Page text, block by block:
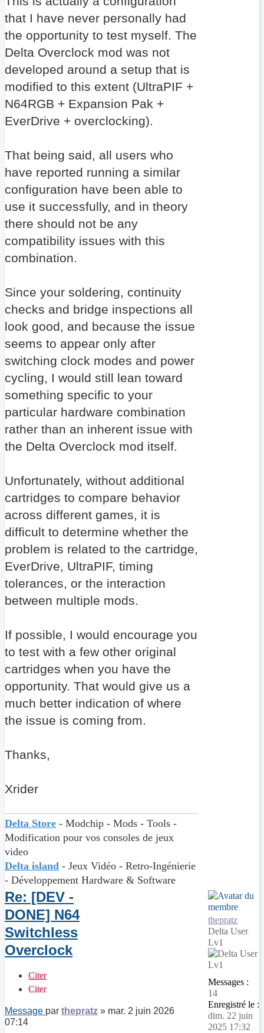
that I have never personally had
the opportunity to test myself. The
Delta Overclock mod was not
developed around a setup that is
modified to this extent (UltraPIF +
N64RGB + Expansion Pak +
EverDrive + overclocking).
That being said, all users who
have reported running a similar
configuration have been able to
use it successfully, and in theory
there should not be any
compatibility issues with this
combination.
Since your soldering, continuity
checks and bridge inspections all
look good, and because the issue
seems to appear only after
switching clock modes and power
cycling, I would still lean toward
something specific to your
particular hardware combination
rather than an inherent issue with
the Delta Overclock mod itself.
Unfortunately, without additional
cartridges to compare behavior
across different games, it is
difficult to determine whether the
problem is related to the cartridge,
EverDrive, UltraPIF, timing
tolerances, or the interaction
between multiple mods.
If possible, I would encourage you
to test with a few other original
cartridges when you have the
opportunity. That would give us a
much better indication of where
the issue is coming from.
Thanks,
Xrider
Delta Store - Modchip - Mods - Tools -
Modification pour vos consoles de jeux
video
Delta island - Jeux Vidéo - Retro-Ingénierie
- Développement Hardware & Software
Re: [DEV -
DONE] N64
Switchless
Overclock
Citer
Citer
Message par thepratz » mar. 2 juin 2026
07:14
thepratz
Delta User
Lv1
Messages :
14
Enregistré le :
dim. 22 juin
2025 17:32